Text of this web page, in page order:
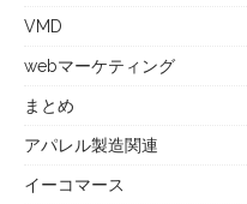
VMD
webマーケティング
まとめ
アパレル製造関連
イーコマース